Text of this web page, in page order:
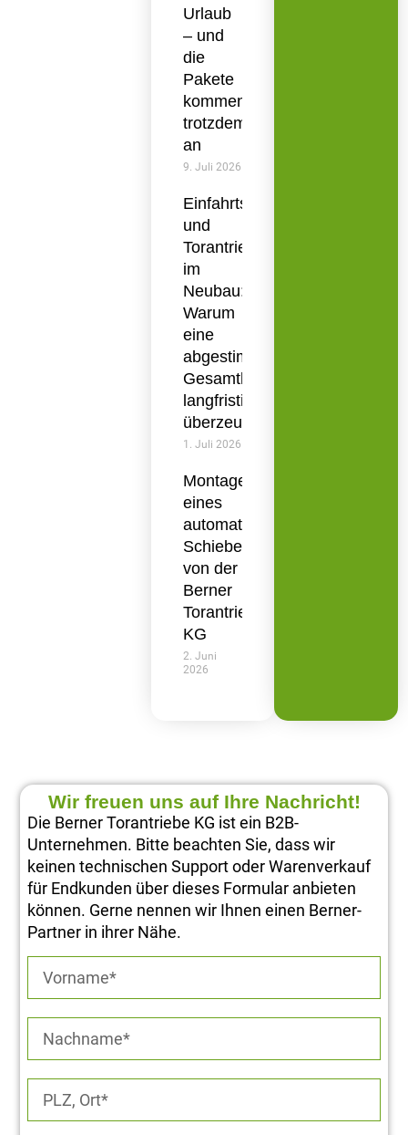
Urlaub
– und
die
Pakete
kommen
trotzdem
an
9. Juli 2026
Einfahrtstor
und
Torantrieb
im
Neubau:
Warum
eine
abgestimmte
Gesamtlösung
langfristig
überzeugt
1. Juli 2026
Montage
eines
automatisierten
Schiebetors
von der
Berner
Torantriebe
KG
2. Juni
2026
Wir freuen uns auf Ihre Nachricht!
Die Berner Torantriebe KG ist ein B2B-
Unternehmen. Bitte beachten Sie, dass wir
keinen technischen Support oder Warenverkauf
für Endkunden über dieses Formular anbieten
können. Gerne nennen wir Ihnen einen Berner-
Partner in ihrer Nähe.